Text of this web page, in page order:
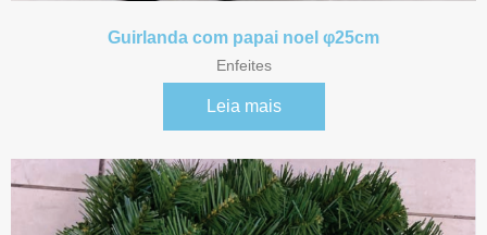
Guirlanda com papai noel φ25cm
Enfeites
Leia mais